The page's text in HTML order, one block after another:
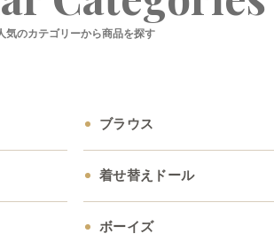
気のカテゴリーから商品を探す
ブラウス
着せ替えドール
ボーイズ